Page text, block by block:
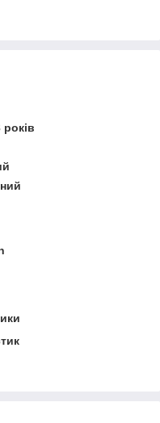
років